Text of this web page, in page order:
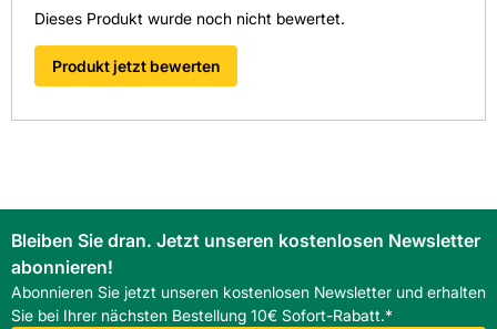
Dieses Produkt wurde noch nicht bewertet.
Produkt jetzt bewerten
Bleiben Sie dran. Jetzt unseren kostenlosen Newsletter
abonnieren!
Abonnieren Sie jetzt unseren kostenlosen Newsletter und erhalten
Sie bei Ihrer nächsten Bestellung 10€ Sofort-Rabatt.*